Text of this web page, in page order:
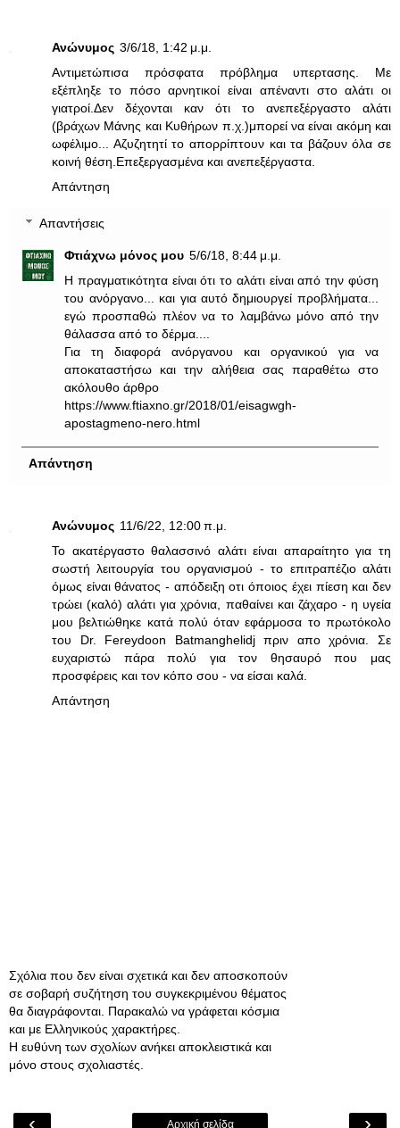
Ανώνυμος 3/6/18, 1:42 μ.μ.
Αντιμετώπισα πρόσφατα πρόβλημα υπερτασης. Με
εξέπληξε το πόσο αρνητικοί είναι απέναντι στο αλάτι οι
γιατροί.Δεν δέχονται καν ότι το ανεπεξέργαστο αλάτι
(βράχων Μάνης και Κυθήρων π.χ.)μπορεί να είναι ακόμη και
ωφέλιμο... Αζυζητητί το απορρίπτουν και τα βάζουν όλα σε
κοινή θέση.Επεξεργασμένα και ανεπεξέργαστα.
Απάντηση
Απαντήσεις
Φτιάχνω μόνος μου 5/6/18, 8:44 μ.μ.
Η πραγματικότητα είναι ότι το αλάτι είναι από την φύση
του ανόργανο... και για αυτό δημιουργεί προβλήματα...
εγώ προσπαθώ πλέον να το λαμβάνω μόνο από την
θάλασσα από το δέρμα....
Για τη διαφορά ανόργανου και οργανικού για να
αποκαταστήσω και την αλήθεια σας παραθέτω στο
ακόλουθο άρθρο
https://www.ftiaxno.gr/2018/01/eisagwgh-
apostagmeno-nero.html
Απάντηση
Ανώνυμος 11/6/22, 12:00 π.μ.
To ακατέργαστο θαλασσινό αλάτι είναι απαραίτητο για τη
σωστή λειτουργία του οργανισμού - το επιτραπέζιο αλάτι
όμως είναι θάνατος - απόδειξη οτι όποιος έχει πίεση και δεν
τρώει (καλό) αλάτι για χρόνια, παθαίνει και ζάχαρο - η υγεία
μου βελτιώθηκε κατά πολύ όταν εφάρμοσα το πρωτόκολο
του Dr. Fereydoon Batmanghelidj πριν απο χρόνια. Σε
ευχαριστώ πάρα πολύ για τον θησαυρό που μας
προσφέρεις και τον κόπο σου - να είσαι καλά.
Απάντηση
Σχόλια που δεν είναι σχετικά και δεν αποσκοπούν
σε σοβαρή συζήτηση του συγκεκριμένου θέματος
θα διαγράφονται. Παρακαλώ να γράφεται κόσμια
και με Ελληνικούς χαρακτήρες.
Η ευθύνη των σχολίων ανήκει αποκλειστικά και
μόνο στους σχολιαστές.
Αρχική σελίδα